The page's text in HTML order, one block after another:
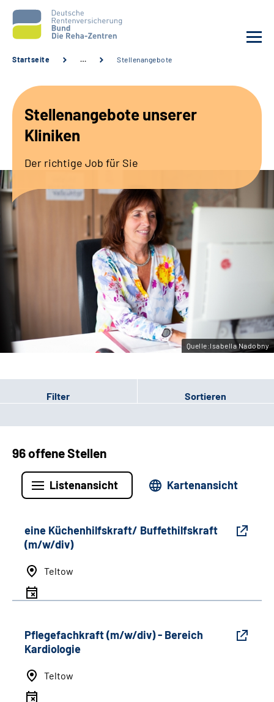
Unsere Kliniken
Sozialdienste & Zuweisende
Erweiterte Suche
Gebärdensprache
Leichte Sprache
Startseite … Stellenangebote
Stellenangebote unserer
Kliniken
Der richtige Job für Sie
Quelle:Isabella Nadobny
Filter Sortieren
96 offene Stellen
Listenansicht Kartenansicht
eine Küchenhilfskraft/ Buffethilfskraft
(m/w/div)
Teltow
Pflegefachkraft (m/w/div) - Bereich
Kardiologie
Teltow